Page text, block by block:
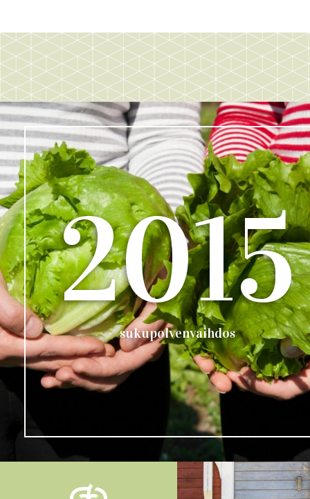
2015
sukupolvenvaihdos